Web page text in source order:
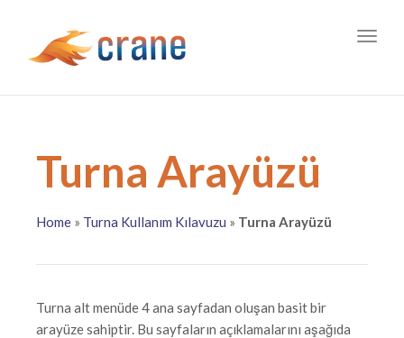
Turna Arayüzü
Home » Turna Kullanım Kılavuzu » Turna Arayüzü
Turna alt menüde 4 ana sayfadan oluşan basit bir
arayüze sahiptir. Bu sayfaların açıklamalarını aşağıda